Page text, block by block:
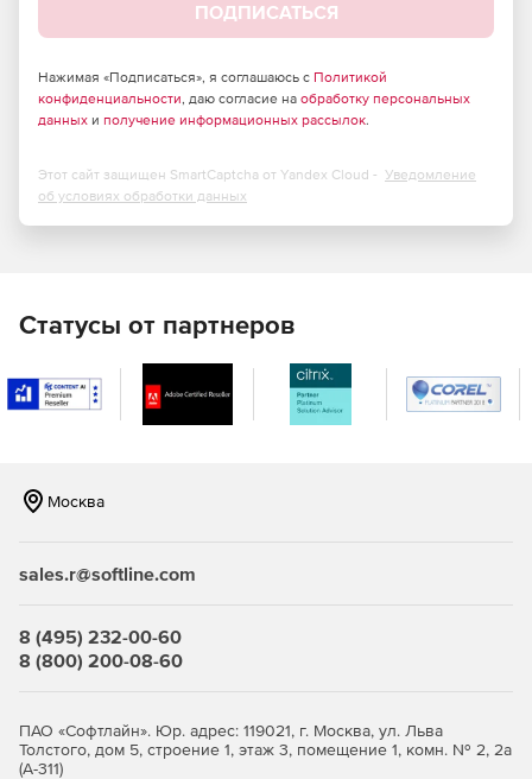
ПОДПИСАТЬСЯ
Нажимая «Подписаться», я соглашаюсь с Политикой
конфиденциальности, даю согласие на обработку персональных
данных и получение информационных рассылок.
Этот сайт защищен SmartCaptcha от Yandex Cloud - Уведомление
об условиях обработки данных
Статусы от партнеров
Москва
sales.r@softline.com
8 (495) 232-00-60
8 (800) 200-08-60
ПАО «Софтлайн». Юр. адрес: 119021, г. Москва, ул. Льва
Толстого, дом 5, строение 1, этаж 3, помещение 1, комн. № 2, 2а
(А-311)